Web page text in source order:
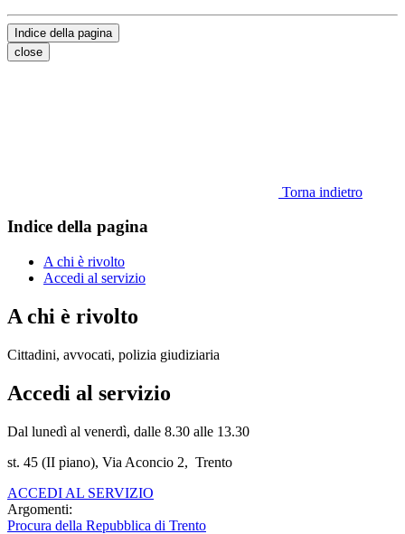
Indice della pagina
close
Torna indietro
Indice della pagina
A chi è rivolto
Accedi al servizio
A chi è rivolto
Cittadini, avvocati, polizia giudiziaria
Accedi al servizio
Dal lunedì al venerdì, dalle 8.30 alle 13.30
st. 45 (II piano), Via Aconcio 2, Trento
ACCEDI AL SERVIZIO
Argomenti:
Procura della Repubblica di Trento